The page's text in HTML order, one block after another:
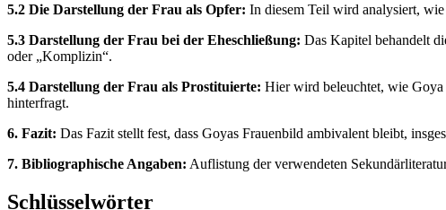
5.2 Die Darstellung der Frau als Opfer: In diesem Teil wird analysiert,
5.3 Darstellung der Frau bei der Eheschließung: Das Kapitel behandelt
oder „Komplizin“.
5.4 Darstellung der Frau als Prostituierte: Hier wird beleuchtet, wie Goya
hinterfragt.
6. Fazit: Das Fazit stellt fest, dass Goyas Frauenbild ambivalent bleibt,
7. Bibliographische Angaben: Auflistung der verwendeten
Schlüsselwörter